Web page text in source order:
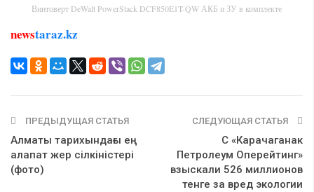
Винтоверт DeWalt PowerStack DCF850E1T-QW АКБ и ЗУ в комплекте
newstaraz.kz
ПРЕДЫДУЩАЯ СТАТЬЯ
Алматы тарихындағы ең
алапат жер сілкіністері
(фото)
СЛЕДУЮЩАЯ СТАТЬЯ
С «Карачаганак
Петролеум Оперейтинг»
взыскали 526 миллионов
тенге за вред экологии